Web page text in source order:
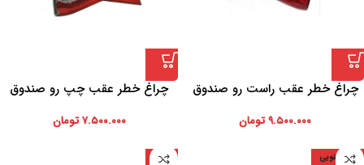
چراغ خطر عقب راست رو صندوق
۹.۵۰۰.۰۰۰تومان
چراغ خطر عقب چپ رو صندوق
۷.۵۰۰.۰۰۰ تومان
کره جنوبی ژاپن